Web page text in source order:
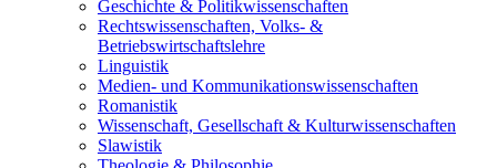
Geschichte & Politikwissenschaften
Rechtswissenschaften, Volks- &
Betriebswirtschaftslehre
Linguistik
Medien- und Kommunikationswissenschaften
Romanistik
Wissenschaft, Gesellschaft & Kulturwissenschaften
Slawistik